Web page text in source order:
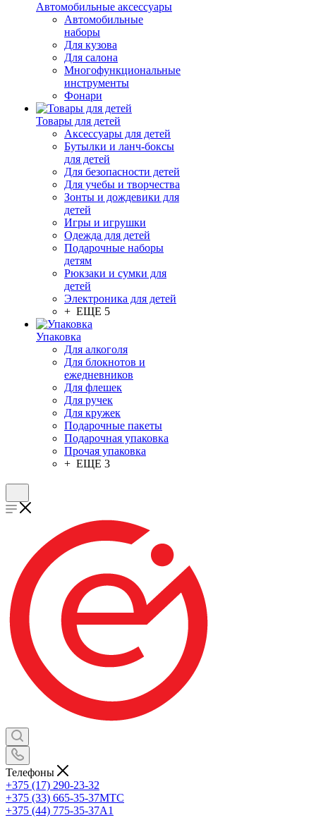
Автомобильные аксессуары
Автомобильные
наборы
Для кузова
Для салона
Многофункциональные
инструменты
Фонари
Товары для детей
Аксессуары для детей
Бутылки и ланч-боксы
для детей
Для безопасности детей
Для учебы и творчества
Зонты и дождевики для
детей
Игры и игрушки
Одежда для детей
Подарочные наборы
детям
Рюкзаки и сумки для
детей
Электроника для детей
+ ЕЩЕ 5
Упаковка
Для алкоголя
Для блокнотов и
ежедневников
Для флешек
Для ручек
Для кружек
Подарочные пакеты
Подарочная упаковка
Прочая упаковка
+ ЕЩЕ 3
Телефоны
+375 (17) 290-23-32
+375 (33) 665-35-37МТС
+375 (44) 775-35-37А1